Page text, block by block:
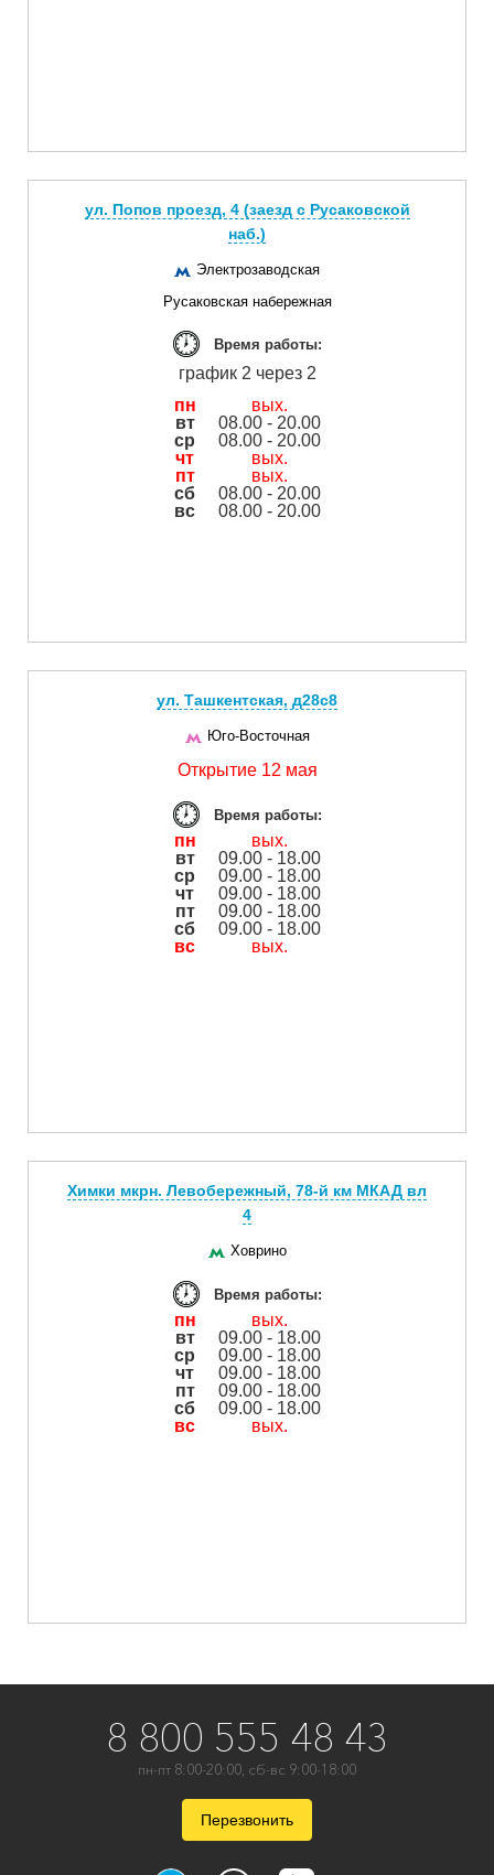
ул. Попов проезд, 4 (заезд с Русаковской
наб.)
Электрозаводская
Русаковская набережная
Время работы:
график 2 через 2
пн
вых.
вт
08.00 - 20.00
ср
08.00 - 20.00
чт
вых.
пт
вых.
сб
08.00 - 20.00
вс
08.00 - 20.00
ул. Ташкентская, д28с8
Юго-Восточная
Открытие 12 мая
Время работы:
пн
вых.
вт
09.00 - 18.00
ср
09.00 - 18.00
чт
09.00 - 18.00
пт
09.00 - 18.00
сб
09.00 - 18.00
вс
вых.
Химки мкрн. Левобережный, 78-й км МКАД вл
4
Ховрино
Время работы:
пн
вых.
вт
09.00 - 18.00
ср
09.00 - 18.00
чт
09.00 - 18.00
пт
09.00 - 18.00
сб
09.00 - 18.00
вс
вых.
8 800 555 48 43
пн-пт 8:00-20:00, сб-вс 9:00-18:00
Перезвонить